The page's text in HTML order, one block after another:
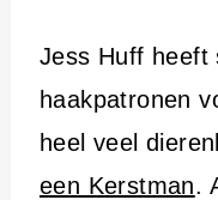
Jess Huff heeft
haakpatronen
heel veel
een Kerstman.